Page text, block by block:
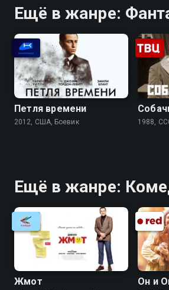
Ещё в жанре:
Петля времени
2012, США, Боевик 1988,
Ещё в жанре:
Жмот Он и